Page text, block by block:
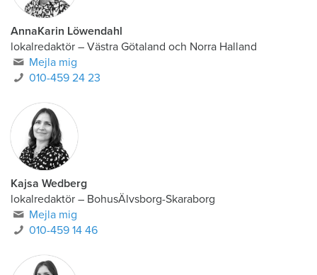
AnnaKarin Löwendahl
lokalredaktör – Västra Götaland och Norra Halland
Mejla mig
010-459 24 23
Kajsa Wedberg
lokalredaktör – BohusÄlvsborg-Skaraborg
Mejla mig
010-459 14 46